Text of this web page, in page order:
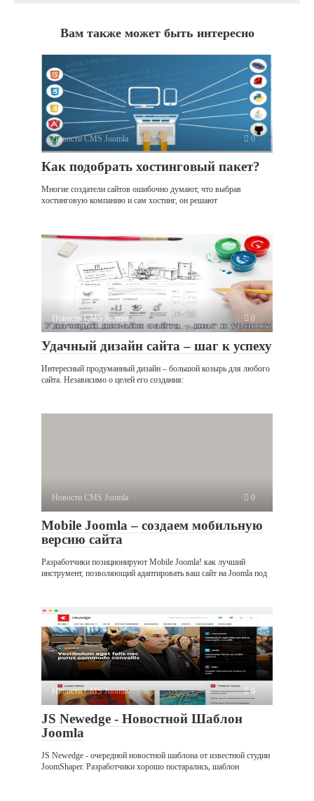
Вам также может быть интересно
Новости CMS Joomla 0
Как подобрать хостинговый пакет?
Многие создатели сайтов ошибочно думают, что выбрав
хостинговую компанию и сам хостинг, он решают
Новости CMS Joomla 0
Удачный дизайн сайта – шаг к успеху
Интересный продуманный дизайн – большой козырь для любого
сайта. Независимо о целей его создания:
Новости CMS Joomla 0
Mobile Joomla – создаем мобильную
версию сайта
Разработчики позиционируют Mobile Joomla! как лучший
инструмент, позволяющий адаптировать ваш сайт на Joomla под
Новости CMS Joomla 0
JS Newedge - Новостной Шаблон
Joomla
JS Newedge - очередной новостной шаблона от известной студии
JoomShaper. Разработчики хорошо постарались, шаблон